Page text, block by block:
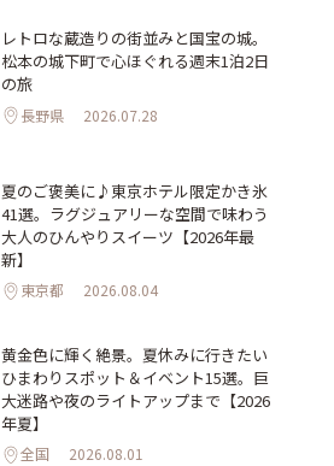
レトロな蔵造りの街並みと国宝の城。
松本の城下町で心ほぐれる週末1泊2日
の旅
長野県 2026.07.28
夏のご褒美に♪東京ホテル限定かき氷
41選。ラグジュアリーな空間で味わう
大人のひんやりスイーツ【2026年最
新】
東京都 2026.08.04
黄金色に輝く絶景。夏休みに行きたい
ひまわりスポット＆イベント15選。巨
大迷路や夜のライトアップまで【2026
年夏】
全国 2026.08.01